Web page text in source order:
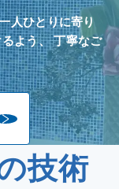
人ひとりに寄り
よう、丁寧なご
技術